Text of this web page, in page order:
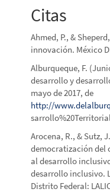
Citas
Ahmed, P., &
innovación. México
Alburqueque, F.
desarrollo y
mayo de 2017, de
http://
Arocena, R., & Sutz,
democratización del
al desarrollo
desarrollo inclusivo.
Distrito Federal: